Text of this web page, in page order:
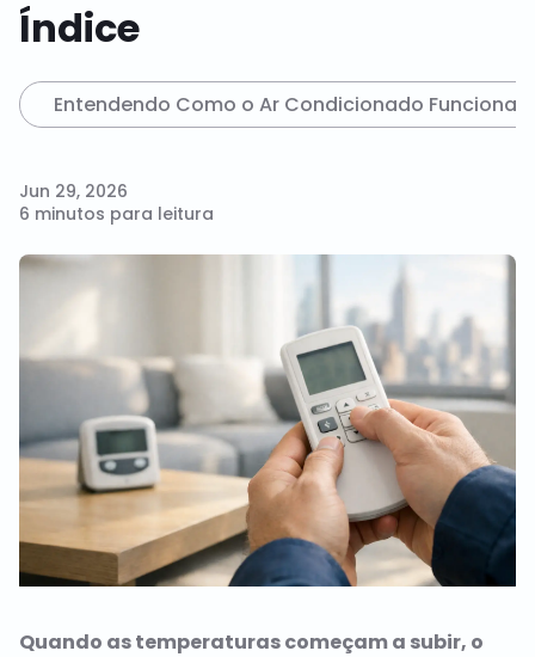
Índice
Entendendo Como o Ar Condicionado Funciona
Jun 29, 2026
6 minutos para leitura
Quando as temperaturas começam a subir, o